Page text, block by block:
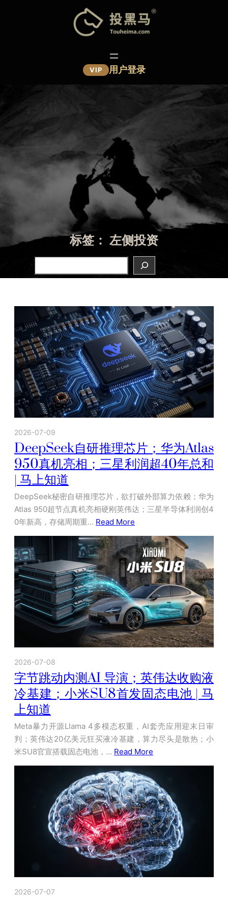
VIP 用户登录
标签： 左侧投资
2026-07-09
DeepSeek自研推理芯片；华为Atlas
950真机亮相；三星利润超40年总和
| 马上知道
DeepSeek秘密自研推理芯片，欲打破外部算力依赖；华为
Atlas 950超节点真机亮相硬刚英伟达；三星半导体利润创4
0年新高，存储周期重… Read More
2026-07-08
字节跳动内测AI 导演；英伟达收购液
冷基建；小米SU8首发固态电池 | 马
上知道
Meta暴力开源Llama 4多模态权重，AI套壳应用迎末日审
判；英伟达20亿美元狂买液冷基建，算力尽头是散热；小
米SU8官宣搭载固态电池，… Read More
2026-07-07